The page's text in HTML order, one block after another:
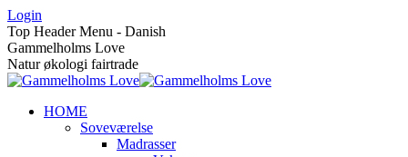
Skip
to
content
Login
Top Header Menu - Danish
Gammelholms Love
Natur økologi fairtrade
HOME
Soveværelse
Madrasser